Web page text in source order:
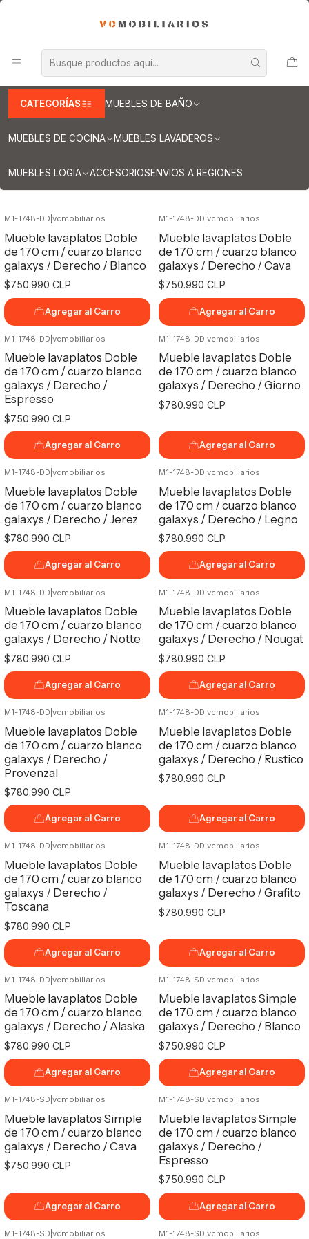
CATEGORÍAS MUEBLES DE BAÑO
MUEBLES DE COCINA MUEBLES LAVADEROS
MUEBLES LOGIA ACCESORIOSENVIOS A REGIONES
Muebles lavaplatos con cubierta de Cuarzo
Lavaplatos con cubierta de cuarzo 170 cms
Lavaplatos con cubierta de cuarzo 170
M1-1748-DD vcmobiliarios
Mueble lavaplatos Doble
de 170 cm / cuarzo blanco
galaxys / Derecho / Blanco
$750.990 CLP
Agregar al Carro
M1-1748-DD vcmobiliarios
Mueble lavaplatos Doble
de 170 cm / cuarzo blanco
galaxys / Derecho / Cava
$750.990 CLP
Agregar al Carro
M1-1748-DD vcmobiliarios
Mueble lavaplatos Doble
de 170 cm / cuarzo blanco
galaxys / Derecho /
Espresso
$750.990 CLP
Agregar al Carro
M1-1748-DD vcmobiliarios
Mueble lavaplatos Doble
de 170 cm / cuarzo blanco
galaxys / Derecho / Giorno
$780.990 CLP
Agregar al Carro
M1-1748-DD vcmobiliarios
Mueble lavaplatos Doble
de 170 cm / cuarzo blanco
galaxys / Derecho / Jerez
$780.990 CLP
Agregar al Carro
M1-1748-DD vcmobiliarios
Mueble lavaplatos Doble
de 170 cm / cuarzo blanco
galaxys / Derecho / Legno
$780.990 CLP
Agregar al Carro
M1-1748-DD vcmobiliarios
Mueble lavaplatos Doble
de 170 cm / cuarzo blanco
galaxys / Derecho / Notte
$780.990 CLP
Agregar al Carro
M1-1748-DD vcmobiliarios
Mueble lavaplatos Doble
de 170 cm / cuarzo blanco
galaxys / Derecho / Nougat
$780.990 CLP
Agregar al Carro
M1-1748-DD vcmobiliarios
Mueble lavaplatos Doble
de 170 cm / cuarzo blanco
galaxys / Derecho /
Provenzal
$780.990 CLP
Agregar al Carro
M1-1748-DD vcmobiliarios
Mueble lavaplatos Doble
de 170 cm / cuarzo blanco
galaxys / Derecho / Rustico
$780.990 CLP
Agregar al Carro
M1-1748-DD vcmobiliarios
Mueble lavaplatos Doble
de 170 cm / cuarzo blanco
galaxys / Derecho /
Toscana
$780.990 CLP
Agregar al Carro
M1-1748-DD vcmobiliarios
Mueble lavaplatos Doble
de 170 cm / cuarzo blanco
galaxys / Derecho / Grafito
$780.990 CLP
Agregar al Carro
M1-1748-DD vcmobiliarios
Mueble lavaplatos Doble
de 170 cm / cuarzo blanco
galaxys / Derecho / Alaska
$780.990 CLP
Agregar al Carro
M1-1748-SD vcmobiliarios
Mueble lavaplatos Simple
de 170 cm / cuarzo blanco
galaxys / Derecho / Blanco
$750.990 CLP
Agregar al Carro
M1-1748-SD vcmobiliarios
Mueble lavaplatos Simple
de 170 cm / cuarzo blanco
galaxys / Derecho / Cava
$750.990 CLP
Agregar al Carro
M1-1748-SD vcmobiliarios
Mueble lavaplatos Simple
de 170 cm / cuarzo blanco
galaxys / Derecho /
Espresso
$750.990 CLP
Agregar al Carro
M1-1748-SD vcmobiliarios M1-1748-SD vcmobiliarios